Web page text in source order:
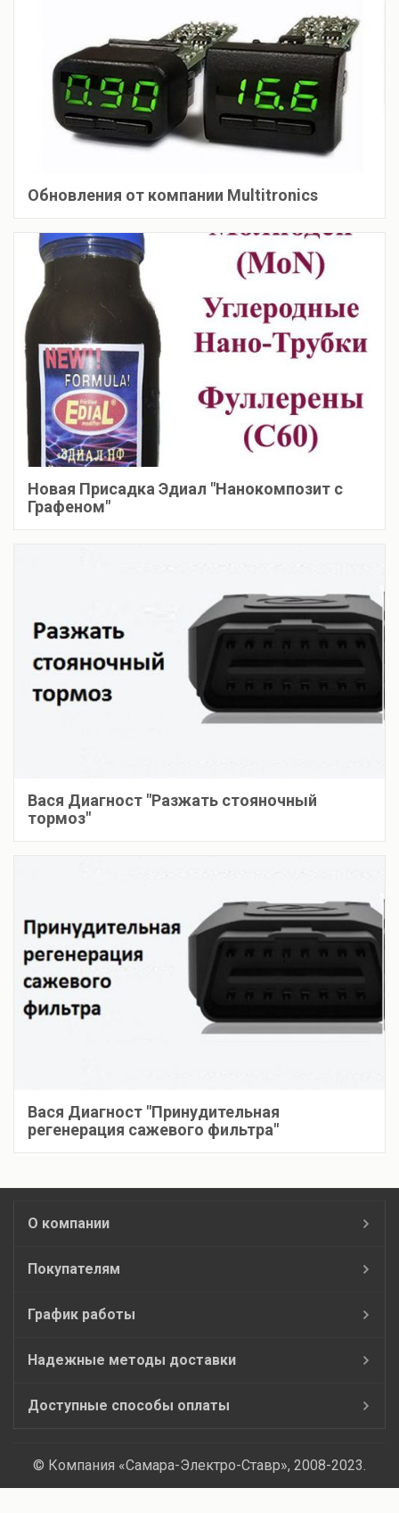
Обновления от компании Multitronics
Новая Присадка Эдиал "Нанокомпозит с
Графеном"
Вася Диагност "Разжать стояночный
тормоз"
Вася Диагност "Принудительная
регенерация сажевого фильтра"
О компании
Покупателям
График работы
Надежные методы доставки
Доступные способы оплаты
© Компания «Самара-Электро-Ставр», 2008-2023.